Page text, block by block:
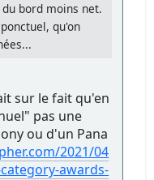
bord moins net.
qu'on
sur le fait qu'en
pas une
ou d'un Pana
2021/04
awards-